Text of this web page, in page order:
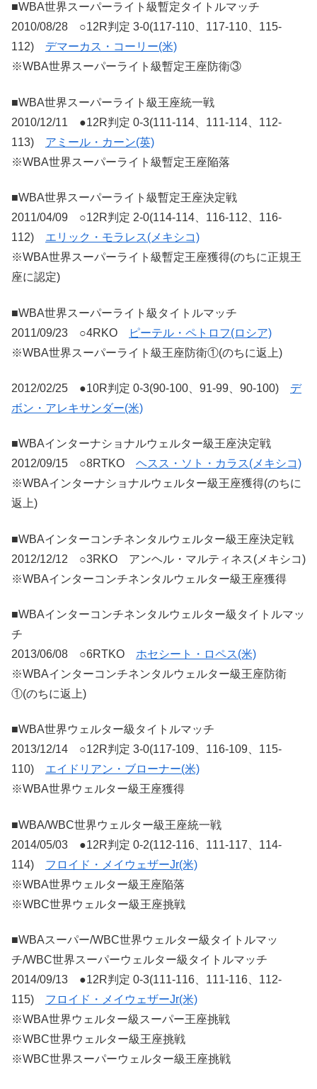
■WBA世界スーパーライト級暫定タイトルマッチ
2010/08/28 ○12R判定 3-0(117-110、117-110、115-
112) デマーカス・コーリー(米)
※WBA世界スーパーライト級暫定王座防衛③
■WBA世界スーパーライト級王座統一戦
2010/12/11 ●12R判定 0-3(111-114、111-114、112-
113) アミール・カーン(英)
※WBA世界スーパーライト級暫定王座陥落
■WBA世界スーパーライト級暫定王座決定戦
2011/04/09 ○12R判定 2-0(114-114、116-112、116-
112) エリック・モラレス(メキシコ)
※WBA世界スーパーライト級暫定王座獲得(のちに正規王
座に認定)
■WBA世界スーパーライト級タイトルマッチ
2011/09/23 ○4RKO
ピーテル・ペトロフ(ロシア)
※WBA世界スーパーライト級王座防衛①(のちに返上)
2012/02/25 ●10R判定 0-3(90-100、91-99、90-100) デ
ボン・アレキサンダー(米)
■WBAインターナショナルウェルター級王座決定戦
2012/09/15 ○8RTKO ヘスス・ソト・カラス(メキシコ)
※WBAインターナショナルウェルター級王座獲得(のちに
返上)
■WBAインターコンチネンタルウェルター級王座決定戦
2012/12/12 ○3RKO アンヘル・マルティネス(メキシコ)
※WBAインターコンチネンタルウェルター級王座獲得
■WBAインターコンチネンタルウェルター級タイトルマッ
チ
2013/06/08 ○6RTKO ホセシート・ロペス(米)
※WBAインターコンチネンタルウェルター級王座防衛
①(のちに返上)
■WBA世界ウェルター級タイトルマッチ
2013/12/14 ○12R判定 3-0(117-109、116-109、115-
110) エイドリアン・ブローナー(米)
※WBA世界ウェルター級王座獲得
■WBA/WBC世界ウェルター級王座統一戦
2014/05/03 ●12R判定 0-2(112-116、111-117、114-
114) フロイド・メイウェザーJr(米)
※WBA世界ウェルター級王座陥落
※WBC世界ウェルター級王座挑戦
■WBAスーパー/WBC世界ウェルター級タイトルマッ
チ/WBC世界スーパーウェルター級タイトルマッチ
2014/09/13 ●12R判定 0-3(111-116、111-116、112-
115) フロイド・メイウェザーJr(米)
※WBA世界ウェルター級スーパー王座挑戦
※WBC世界ウェルター級王座挑戦
※WBC世界スーパーウェルター級王座挑戦